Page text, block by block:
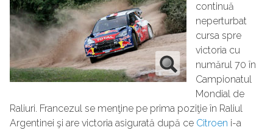
continuă
neperturbat
cursa spre
victoria cu
numărul 70 în
Campionatul
Mondial de
Raliuri. Francezul se menţine pe prima poziţie în Raliul
Argentinei şi are victoria asigurată după ce Citroen i-a